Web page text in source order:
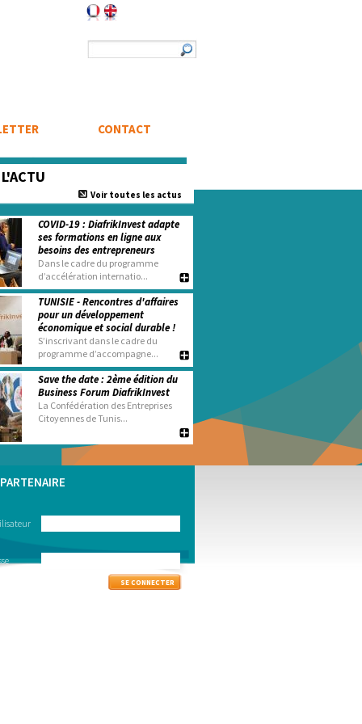
Formulaire de recherche
Rechercher
CONTACT
L'ACTU
Voir toutes les actus
COVID-19 : DiafrikInvest adapte
ses formations en ligne aux
besoins des entrepreneurs
Dans le cadre du programme
d’accélération internatio...
TUNISIE - Rencontres d'affaires
pour un développement
économique et social durable !
S’inscrivant dans le cadre du
programme d’accompagne...
Save the date : 2ème édition du
Business Forum DiafrikInvest
La Confédération des Entreprises
Citoyennes de Tunis...
PARTENAIRE